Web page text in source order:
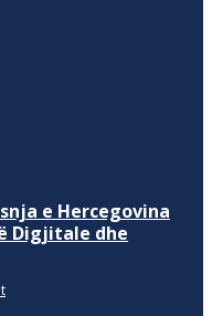
e Hercegovina
Digjitale dhe